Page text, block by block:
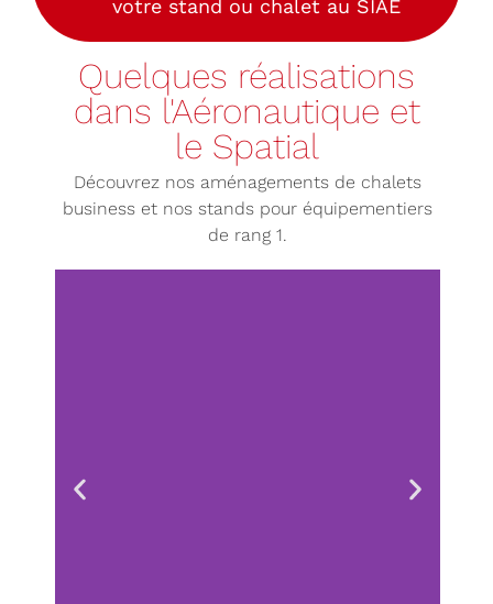
votre stand ou chalet au SIAE
Quelques réalisations
dans l'Aéronautique et
le Spatial
Découvrez nos aménagements de chalets
business et nos stands pour équipementiers
de rang 1.